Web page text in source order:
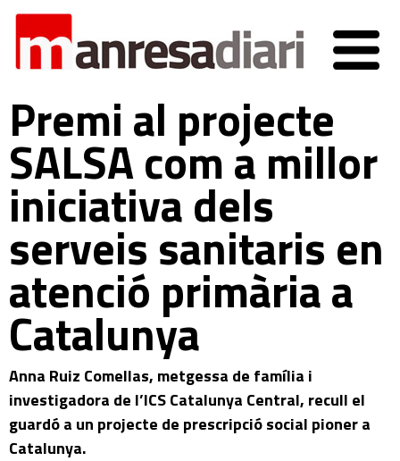
Premi al projecte
SALSA com a millor
iniciativa dels
serveis sanitaris en
atenció primària a
Catalunya
Anna Ruiz Comellas, metgessa de família i
investigadora de l’ICS Catalunya Central, recull el
guardó a un projecte de prescripció social pioner a
Catalunya.